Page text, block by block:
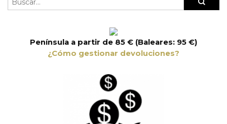
Península a partir de 85 € (Baleares: 95 €)
¿Cómo gestionar devoluciones?